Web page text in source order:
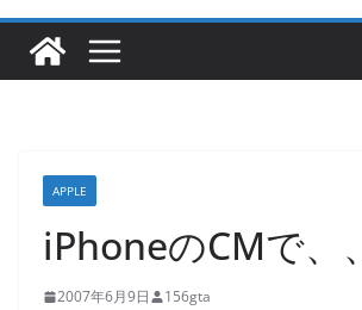
APPLE
iPhoneのCMで、
2007年6月9日 156gta